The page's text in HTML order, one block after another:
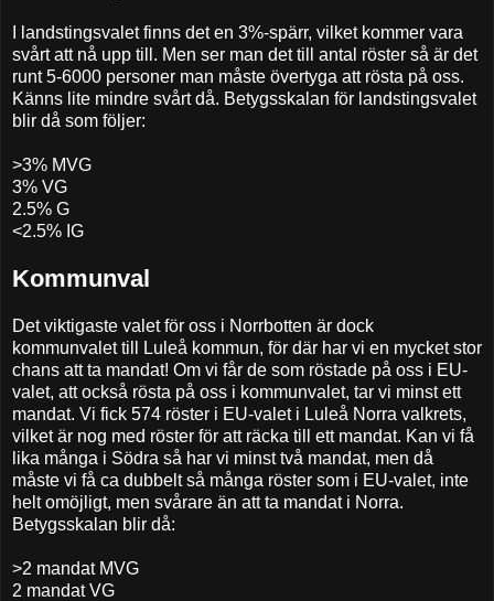
I landstingsvalet finns det en 3%-spärr, vilket kommer vara
svårt att nå upp till. Men ser man det till antal röster så är det
runt 5-6000 personer man måste övertyga att rösta på oss.
Känns lite mindre svårt då. Betygsskalan för landstingsvalet
blir då som följer:
>3% MVG
3% VG
2.5% G
<2.5% IG
Kommunval
Det viktigaste valet för oss i Norrbotten är dock
kommunvalet till Luleå kommun, för där har vi en mycket stor
chans att ta mandat! Om vi får de som röstade på oss i EU-
valet, att också rösta på oss i kommunvalet, tar vi minst ett
mandat. Vi fick 574 röster i EU-valet i Luleå Norra valkrets,
vilket är nog med röster för att räcka till ett mandat. Kan vi få
lika många i Södra så har vi minst två mandat, men då
måste vi få ca dubbelt så många röster som i EU-valet, inte
helt omöjligt, men svårare än att ta mandat i Norra.
Betygsskalan blir då:
>2 mandat MVG
2 mandat VG